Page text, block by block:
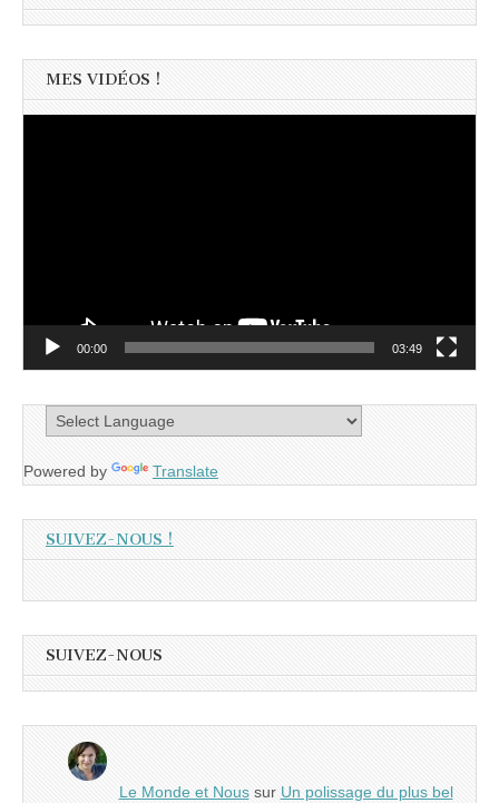
MES VIDÉOS !
00:00 03:49
Powered by Translate
SUIVEZ-NOUS !
SUIVEZ-NOUS
Le Monde et Noussur Un polissage du plus bel